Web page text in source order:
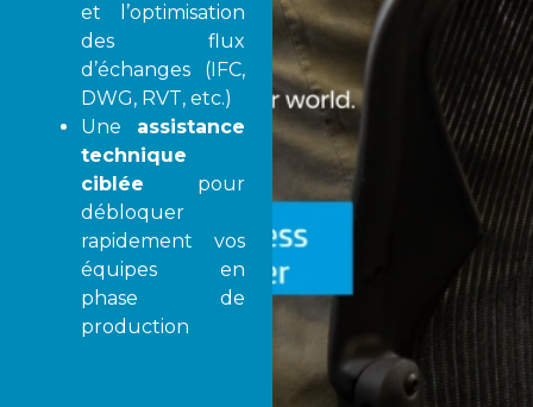
et l’optimisation
des flux
d’échanges (IFC,
DWG, RVT, etc.)
Une assistance
technique
ciblée pour
débloquer
rapidement vos
équipes en
phase de
production